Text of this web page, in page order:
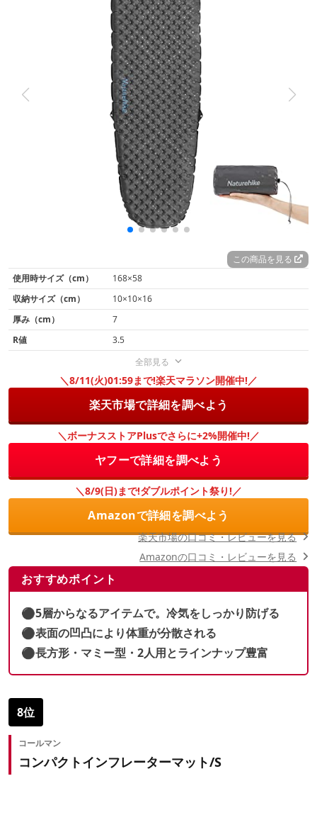
この商品を見る
使用時サイズ（cm）
168×58
収納サイズ（cm）
10×10×16
厚み（cm）
7
R値
3.5
全部見る
＼8/11(火)01:59まで!楽天マラソン開催中!／
楽天市場で詳細を調べよう
＼ボーナスストアPlusでさらに+2%開催中!／
ヤフーで詳細を調べよう
＼8/9(日)まで!ダブルポイント祭り!／
Amazonで詳細を調べよう
おすすめポイント
⚫︎5層からなるアイテムで。冷気をしっかり防げる
⚫︎表面の凹凸により体重が分散される
⚫︎長方形・マミー型・2人用とラインナップ豊富
楽天市場の口コミ・レビューを見る
Amazonの口コミ・レビューを見る
8位
コールマン
コンパクトインフレーターマット/S